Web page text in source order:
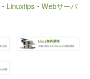
・ Linuxtips ・Webサーバ